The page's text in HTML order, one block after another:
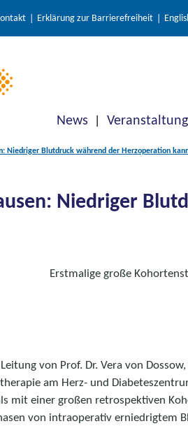
Erklärung zur Barrierefreiheit
News
Niedriger Blutdruck während der Herzoperation
Niedriger
Erstmalige große
von Prof. Dr. Vera von
am Herz- und
mit einer großen retrospektiven
von intraoperativ erniedrigtem